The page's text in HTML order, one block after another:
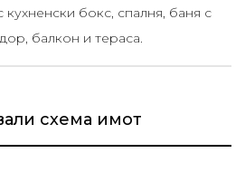
бокс, спалня, баня с
балкон и тераса.
схема имот